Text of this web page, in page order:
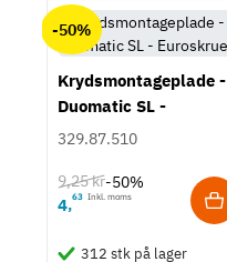
Overflade
Forkromet
Poleret
Hulafstand
96 mm
Krom
M4 bolt
-50%
Krydsmontageplade -
Duomatic SL -
Euroskruer
329.87.510
9,25 kr-50%
4,63 Inkl. moms
312 stk på lager